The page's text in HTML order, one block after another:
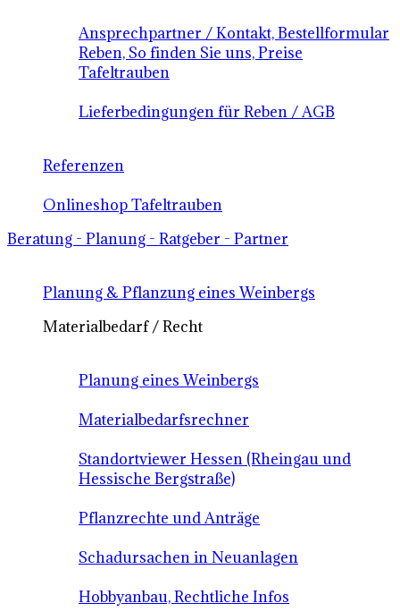
Ansprechpartner / Kontakt, Bestellformular
Reben, So finden Sie uns, Preise
Tafeltrauben
Lieferbedingungen für Reben / AGB
Referenzen
Onlineshop Tafeltrauben
Beratung - Planung - Ratgeber - Partner
Planung & Pflanzung eines Weinbergs
Materialbedarf / Recht
Planung eines Weinbergs
Materialbedarfsrechner
Standortviewer Hessen (Rheingau und
Hessische Bergstraße)
Pflanzrechte und Anträge
Schadursachen in Neuanlagen
Hobbyanbau, Rechtliche Infos